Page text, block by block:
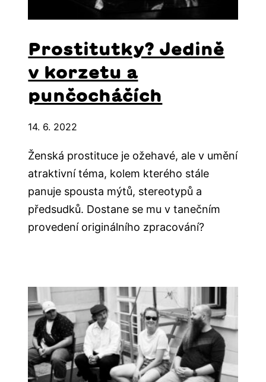
Prostitutky? Jedině
v korzetu a
punčocháčích
14. 6. 2022
Ženská prostituce je ožehavé, ale v umění
atraktivní téma, kolem kterého stále
panuje spousta mýtů, stereotypů a
předsudků. Dostane se mu v tanečním
provedení originálního zpracování?